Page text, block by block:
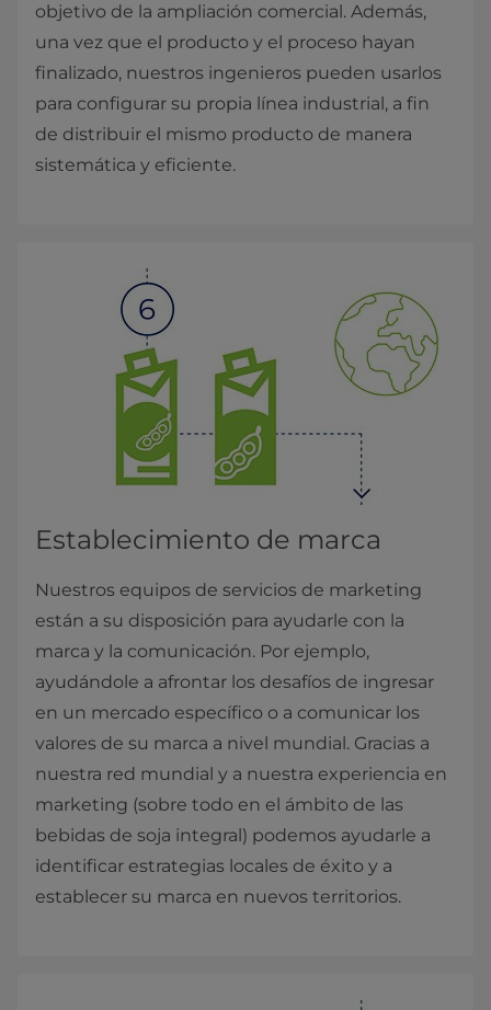
objetivo de la ampliación comercial. Además,
una vez que el producto y el proceso hayan
finalizado, nuestros ingenieros pueden usarlos
para configurar su propia línea industrial, a fin
de distribuir el mismo producto de manera
sistemática y eficiente.
Establecimiento de marca
Nuestros equipos de servicios de marketing
están a su disposición para ayudarle con la
marca y la comunicación. Por ejemplo,
ayudándole a afrontar los desafíos de ingresar
en un mercado específico o a comunicar los
valores de su marca a nivel mundial. Gracias a
nuestra red mundial y a nuestra experiencia en
marketing (sobre todo en el ámbito de las
bebidas de soja integral) podemos ayudarle a
identificar estrategias locales de éxito y a
establecer su marca en nuevos territorios.